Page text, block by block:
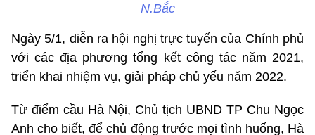
N.Bắc
Ngày 5/1, diễn ra hội nghị trực tuyến của Chính phủ
với các địa phương tổng kết công tác năm 2021,
triển khai nhiệm vụ, giải pháp chủ yếu năm 2022.
Từ điểm cầu Hà Nội, Chủ tịch UBND TP Chu Ngọc
Anh cho biết, để chủ động trước mọi tình huống, Hà